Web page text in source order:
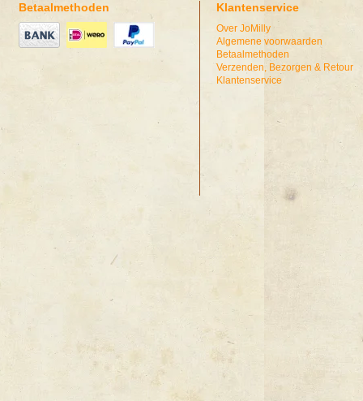
Betaalmethoden Klantenservice
Over JoMilly
Algemene voorwaarden
Betaalmethoden
Verzenden, Bezorgen & Retour
Klantenservice